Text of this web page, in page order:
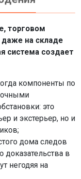
торговом
на складе
система создает
компоненты по
это
и экстерьер, но и
дома следов
доказательства в
негодяя на